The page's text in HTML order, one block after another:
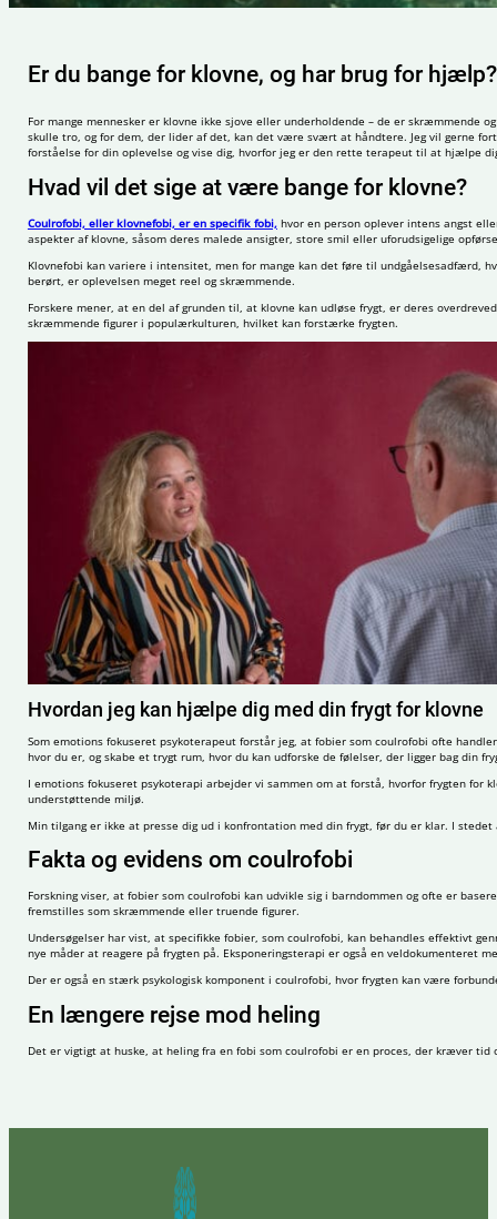
Er du bange for klovne, og har brug for hjælp?
For mange mennesker er klovne ikke sjove eller underholdende – de er skræmmende
skulle tro, og for dem, der lider af det, kan det være svært at håndtere. Jeg vil gerne
forståelse for din oplevelse og vise dig, hvorfor jeg er den rette terapeut til at hjælpe
Hvad vil det sige at være bange for klovne?
Coulrofobi, eller klovnefobi, er en specifik fobi,hvor en person oplever intens angst
aspekter af klovne, såsom deres malede ansigter, store smil eller uforudsigelige
Klovnefobi kan variere i intensitet, men for mange kan det føre til undgåelsesadfærd,
berørt, er oplevelsen meget reel og skræmmende.
Forskere mener, at en del af grunden til, at klovne kan udløse frygt, er deres
skræmmende figurer i populærkulturen, hvilket kan forstærke frygten.
Hvordan jeg kan hjælpe dig med din frygt for klovne
Som emotions fokuseret psykoterapeut forstår jeg, at fobier som coulrofobi ofte
hvor du er, og skabe et trygt rum, hvor du kan udforske de følelser, der ligger bag din
I emotions fokuseret psykoterapi arbejder vi sammen om at forstå, hvorfor frygten for
understøttende miljø.
Min tilgang er ikke at presse dig ud i konfrontation med din frygt, før du er klar. I
Fakta og evidens om coulrofobi
Forskning viser, at fobier som coulrofobi kan udvikle sig i barndommen og ofte er
fremstilles som skræmmende eller truende figurer.
Undersøgelser har vist, at specifikke fobier, som coulrofobi, kan behandles effektivt
nye måder at reagere på frygten på. Eksponeringsterapi er også en
Der er også en stærk psykologisk komponent i coulrofobi, hvor frygten kan være
En længere rejse mod heling
Det er vigtigt at huske, at heling fra en fobi som coulrofobi er en proces, der kræver